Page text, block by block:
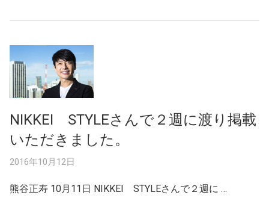
NIKKEI STYLEさんで２週に渡り掲載
いただきました。
2016年10月12日
熊谷正寿 10月11日 NIKKEI STYLEさんで２週に …